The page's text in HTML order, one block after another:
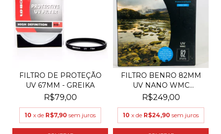
FILTRO DE PROTEÇÃO
UV 67MM - GREIKA
R$79,00
10 x de R$7,90 sem juros
FILTRO BENRO 82MM
UV NANO WMC
PROFESSION...
R$249,00
10 x de R$24,90 sem juros